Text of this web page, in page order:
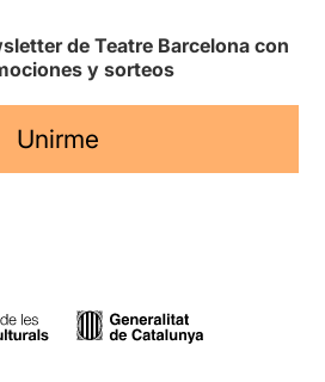
de Teatre Barcelona con
y sorteos
Unirme